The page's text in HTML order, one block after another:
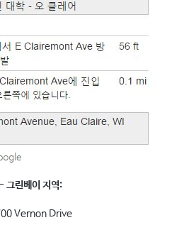
- 그린베이 지역:
Vernon Drive